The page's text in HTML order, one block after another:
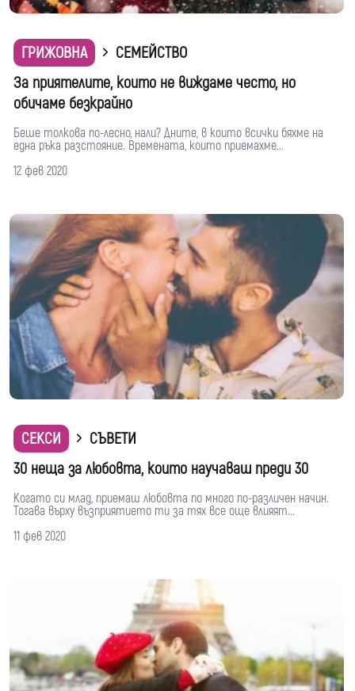
ГРИЖОВНА
СЕМЕЙСТВО
За приятелите, които не виждаме често, но
обичаме безкрайно
Беше толкова по-лесно, нали? Дните, в които всички бяхме на
една ръка разстояние. Времената, които приемахме...
12 фев 2020
СЕКСИ
СЪВЕТИ
30 неща за любовта, които научаваш преди 30
Когато си млад, приемаш любовта по много по-различен начин.
Тогава върху възприятието ти за тях все още влияят...
11 фев 2020